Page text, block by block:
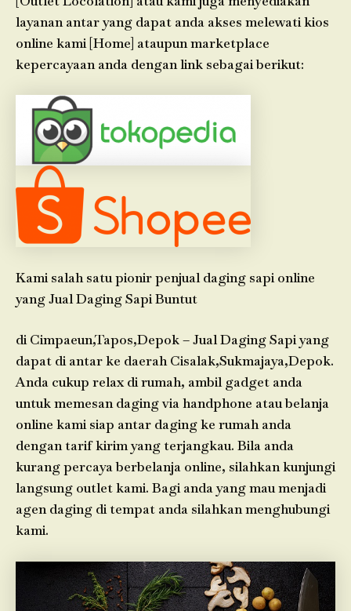
layanan antar yang dapat anda akses melewati kios
online kami [Home] ataupun marketplace
kepercayaan anda dengan link sebagai berikut:
Kami salah satu pionir penjual daging sapi online
yang Jual Daging Sapi Buntut
di Cimpaeun,Tapos,Depok – Jual Daging Sapi yang
dapat di antar ke daerah Cisalak,Sukmajaya,Depok.
Anda cukup relax di rumah, ambil gadget anda
untuk memesan daging via handphone atau belanja
online kami siap antar daging ke rumah anda
dengan tarif kirim yang terjangkau. Bila anda
kurang percaya berbelanja online, silahkan kunjungi
langsung outlet kami. Bagi anda yang mau menjadi
agen daging di tempat anda silahkan menghubungi
kami.